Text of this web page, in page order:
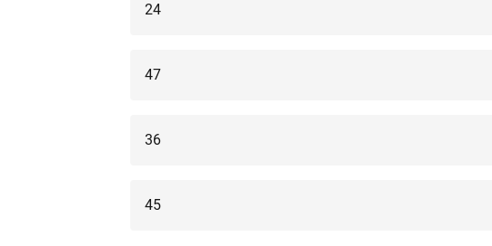
24
47
36
45